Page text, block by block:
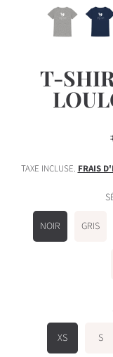
T-
TAXE INCLUSE. FRAIS
NOIR GRIS
XS S